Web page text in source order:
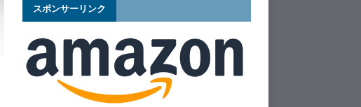
スポンサーリンク